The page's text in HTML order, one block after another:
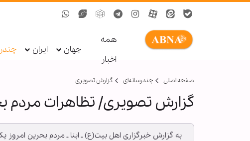
همه
اخبار
جهان ایران
صفحه اصلی چندرسانه‌ای گزارش تصويری
گزارش تصویری/ تظاهرات مردم